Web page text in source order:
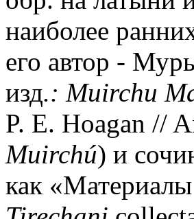
наиболее
его автор -
изд.: Muirchu
P. E. Hoagan //
Muirchú) и
как